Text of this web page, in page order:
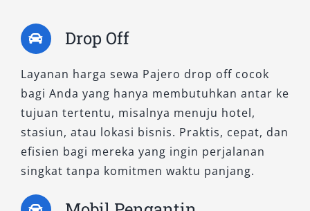
aktivitas sehari-hari, semua tersedia dengan
harga sewa Pajero
fleksibel, layanan profesional, serta kualitas
mobil terawat, kami siap membantu perjalanan
Anda lebih nyaman dan berkesan.
Drop Off
Layanan harga sewa Pajero drop off cocok
bagi Anda yang hanya membutuhkan antar ke
tujuan tertentu, misalnya menuju hotel,
stasiun, atau lokasi bisnis. Praktis, cepat, dan
efisien bagi mereka yang ingin perjalanan
singkat tanpa komitmen waktu panjang.